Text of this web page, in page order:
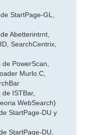
StartPage-GL,
Abetterintrnt,
SearchCentrix,
PowerScan,
Murlo.C,
ISTBar,
WebSearch)
StartPage-DU y
StartPage-DU,